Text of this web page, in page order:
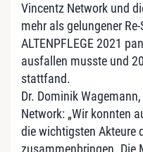
Vincentz Network und
mehr als gelungener
ALTENPFLEGE 2021
ausfallen musste und
stattfand.
Dr. Dominik
Network: „Wir konnten
die wichtigsten Akteure
zusammenbringen. Die